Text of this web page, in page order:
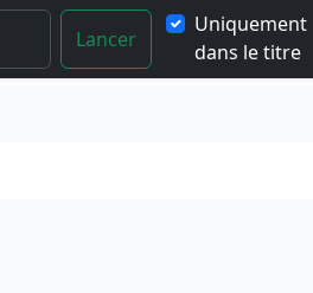
Lancer
Uniquement
dans le titre